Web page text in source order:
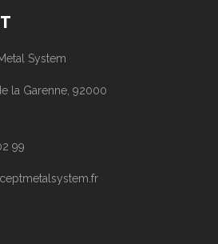
System
la Garenne, 92000
99